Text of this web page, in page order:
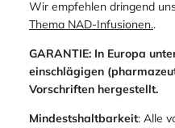
Wir empfehlen dringend
Thema NAD-Infusionen..
GARANTIE: In Europa
einschlägigen
Vorschriften hergestellt.
Mindestshaltbarkeit: Alle